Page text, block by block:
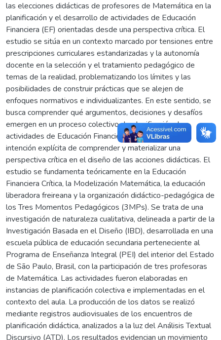
las elecciones didácticas de profesores de Matemática en la
planificación y el desarrollo de actividades de Educación
Financiera (EF) orientadas desde una perspectiva crítica. El
estudio se sitúa en un contexto marcado por tensiones entre
prescripciones curriculares estandarizadas y la autonomía
docente en la selección y el tratamiento pedagógico de
temas de la realidad, problematizando los límites y las
posibilidades de construir prácticas que se alejen de
enfoques normativos e individualizantes. En este sentido, se
busca comprender qué argumentos, decisiones y desafíos
emergen en un proceso colectivo de planificación de
actividades de Educación Financiera cuando existe la
intención explícita de comprender y materializar una
perspectiva crítica en el diseño de las acciones didácticas. El
estudio se fundamenta teóricamente en la Educación
Financiera Crítica, la Modelización Matemática, la educación
liberadora freireana y la organización didáctico-pedagógica de
los Tres Momentos Pedagógicos (3MPs). Se trata de una
investigación de naturaleza cualitativa, delineada a partir de la
Investigación Basada en el Diseño (IBD), desarrollada en una
escuela pública de educación secundaria perteneciente al
Programa de Enseñanza Integral (PEI) del interior del Estado
de São Paulo, Brasil, con la participación de tres profesoras
de Matemática. Las actividades fueron elaboradas en
instancias de planificación colectiva e implementadas en el
contexto del aula. La producción de los datos se realizó
mediante registros audiovisuales de los encuentros de
planificación didáctica, analizados a la luz del Análisis Textual
Discursivo (ATD). Los resultados evidencian un movimiento